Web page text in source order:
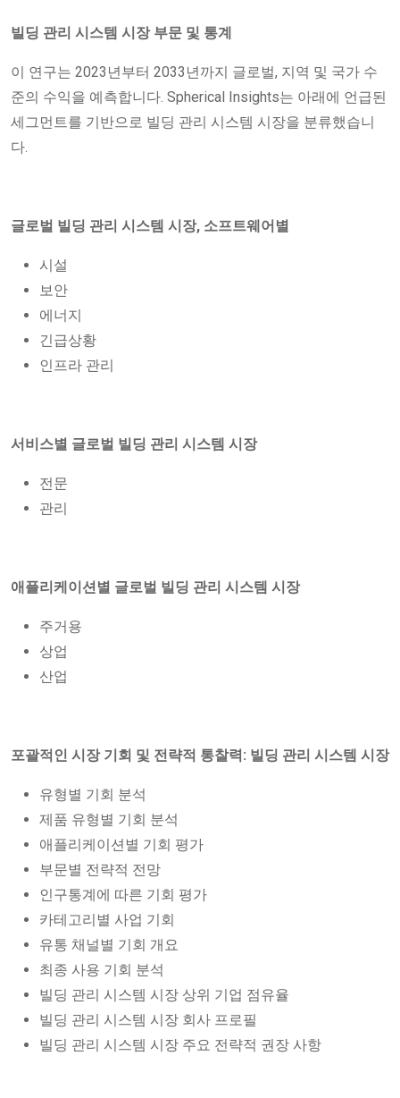
빌딩 관리 시스템 시장 부문 및 통계
이 연구는 2023년부터 2033년까지 글로벌, 지역 및 국가 수
준의 수익을 예측합니다. Spherical Insights는 아래에 언급된
세그먼트를 기반으로 빌딩 관리 시스템 시장을 분류했습니
다.
글로벌 빌딩 관리 시스템 시장, 소프트웨어별
시설
보안
에너지
긴급상황
인프라 관리
서비스별 글로벌 빌딩 관리 시스템 시장
전문
관리
애플리케이션별 글로벌 빌딩 관리 시스템 시장
주거용
상업
산업
포괄적인 시장 기회 및 전략적 통찰력: 빌딩 관리 시스템 시장
유형별 기회 분석
제품 유형별 기회 분석
애플리케이션별 기회 평가
부문별 전략적 전망
인구통계에 따른 기회 평가
카테고리별 사업 기회
유통 채널별 기회 개요
최종 사용 기회 분석
빌딩 관리 시스템 시장 상위 기업 점유율
빌딩 관리 시스템 시장 회사 프로필
빌딩 관리 시스템 시장 주요 전략적 권장 사항